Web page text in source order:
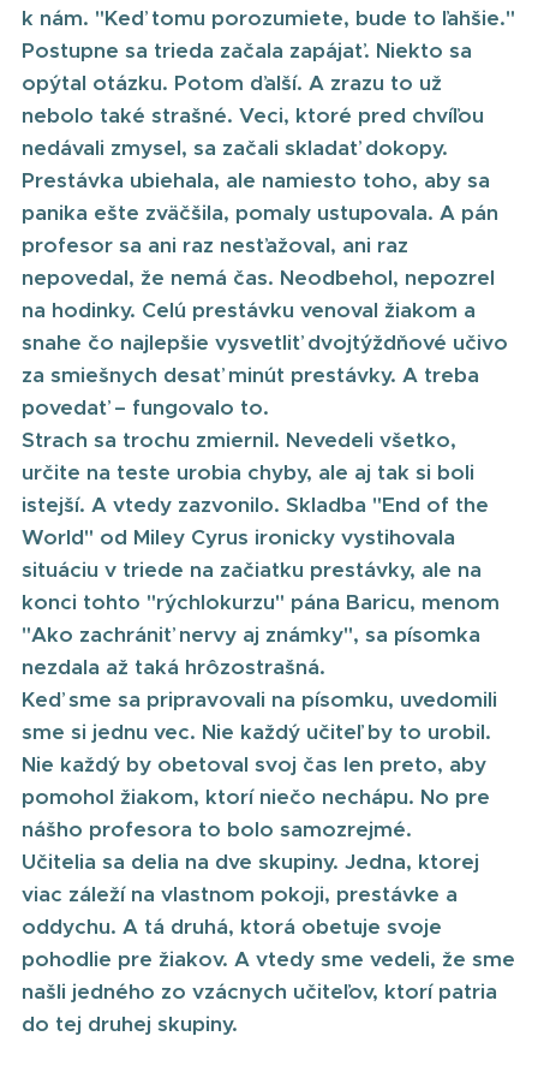
k nám. "Keď tomu porozumiete, bude to ľahšie."
Postupne sa trieda začala zapájať. Niekto sa
opýtal otázku. Potom ďalší. A zrazu to už
nebolo také strašné. Veci, ktoré pred chvíľou
nedávali zmysel, sa začali skladať dokopy.
Prestávka ubiehala, ale namiesto toho, aby sa
panika ešte zväčšila, pomaly ustupovala. A pán
profesor sa ani raz nesťažoval, ani raz
nepovedal, že nemá čas. Neodbehol, nepozrel
na hodinky. Celú prestávku venoval žiakom a
snahe čo najlepšie vysvetliť dvojtýždňové učivo
za smiešnych desať minút prestávky. A treba
povedať – fungovalo to.
Strach sa trochu zmiernil. Nevedeli všetko,
určite na teste urobia chyby, ale aj tak si boli
istejší. A vtedy zazvonilo. Skladba "End of the
World" od Miley Cyrus ironicky vystihovala
situáciu v triede na začiatku prestávky, ale na
konci tohto "rýchlokurzu" pána Baricu, menom
"Ako zachrániť nervy aj známky", sa písomka
nezdala až taká hrôzostrašná.
Keď sme sa pripravovali na písomku, uvedomili
sme si jednu vec. Nie každý učiteľ by to urobil.
Nie každý by obetoval svoj čas len preto, aby
pomohol žiakom, ktorí niečo nechápu. No pre
nášho profesora to bolo samozrejmé.
Učitelia sa delia na dve skupiny. Jedna, ktorej
viac záleží na vlastnom pokoji, prestávke a
oddychu. A tá druhá, ktorá obetuje svoje
pohodlie pre žiakov. A vtedy sme vedeli, že sme
našli jedného zo vzácnych učiteľov, ktorí patria
do tej druhej skupiny.